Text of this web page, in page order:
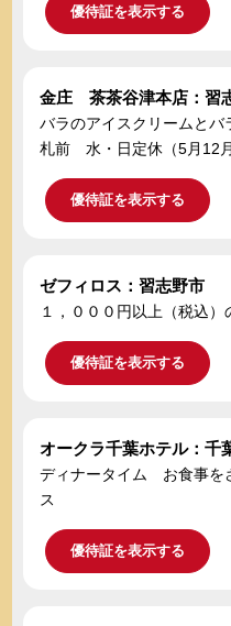
優待証を表示する
金庄 茶茶谷津本店：習
バラのアイスクリームと
札前 水・日定休（5月12月
優待証を表示する
ゼフィロス：習志野市
１，０００円以上（税込）
優待証を表示する
オークラ千葉ホテル：千
ディナータイム お食事を
ス
優待証を表示する